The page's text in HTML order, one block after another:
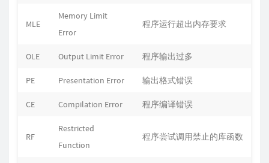
MLE
Memory Limit
Error
程序运行超出内存要求
OLE Output Limit Error 程序输出过多
PE Presentation Error 输出格式错误
CE Compilation Error 程序编译错误
RF
Restricted
Function
程序尝试调用禁止的库函数